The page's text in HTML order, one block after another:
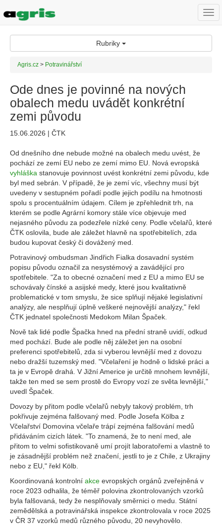
Rubriky
Agris.cz > Potravinářství
Ode dnes je povinné na nových
obalech medu uvádět konkrétní
zemi původu
15.06.2026 | ČTK
Od dnešního dne nebude možné na obalech medu uvést, že
pochází ze zemí EU nebo ze zemí mimo EU. Nová evropská
vyhláška stanovuje povinnost uvést konkrétní zemi původu, kde
byl med sebrán. V případě, že je zemí víc, všechny musí být
uvedeny v sestupném pořadí podle jejich podílu na hmotnosti
spolu s procentuálním údajem. Cílem je zpřehlednit trh, na
kterém se podle Agrární komory stále více objevuje med
nejasného původu za podezřele nízké ceny. Podle včelařů, které
ČTK oslovila, bude ale záležet hlavně na spotřebitelích, zda
budou kupovat český či dovážený med.
Potravinový ombudsman Jindřich Fialka dosavadní systém
popisu původu označil za nesystémový a zavádějící pro
spotřebitele. "Za to obecné označení med z EU a mimo EU se
schovávaly čínské a asijské medy, které jsou kvalitativně
problematické v tom smyslu, že sice splňují nějaké legislativní
analýzy, ale nesplňují úplně veškeré nejnovější analýzy," řekl
ČTK jednatel společnosti Medokom Milan Špaček.
Nově tak lidé podle Špačka hned na přední straně uvidí, odkud
med pochází. Bude ale podle něj záležet jen na osobní
preferenci spotřebitelů, zda si vyberou levnější med z dovozu
nebo dražší tuzemský med. "Včelaření je hodně o lidské práci a
ta je v Evropě drahá. V Jižní Americe je určitě mnohem levnější,
takže ten med se sem prostě do Evropy vozí ze světa levnější,"
uvedl Špaček.
Dovozy by přitom podle včelařů nebyly takový problém, trh
pokřivuje zejména falšovaný med. Podle Josefa Kölba z
Včelařství Domovina včelaře trápí zejména falšování medů
přidáváním cizích látek. "To znamená, že to není med, ale
přitom to velmi sofistikovaně umí projít laboratořemi a vlastně to
je zásadnější problém než značení, jestli to je z Chile, z Ukrajiny
nebo z EU," řekl Kölb.
Koordinovaná kontrolní akce evropských orgánů zveřejněná v
roce 2023 odhalila, že téměř polovina zkontrolovaných vzorků
byla falšovaná, tedy že nesplňovaly směrnici o medu. Státní
zemědělská a potravinářská inspekce zkontrolovala v roce 2025
v ČR 37 vzorků medů různého původu, 20 nevyhovělo.